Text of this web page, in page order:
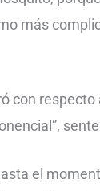
más
con respecto
el